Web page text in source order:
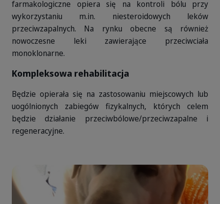
farmakologiczne opiera się na kontroli bólu przy
wykorzystaniu m.in. niesteroidowych leków
przeciwzapalnych. Na rynku obecne są również
nowoczesne leki zawierające przeciwciała
monoklonarne.
Kompleksowa rehabilitacja
Będzie opierała się na zastosowaniu miejscowych lub
uogólnionych zabiegów fizykalnych, których celem
będzie działanie przeciwbólowe/przeciwzapalne i
regeneracyjne.